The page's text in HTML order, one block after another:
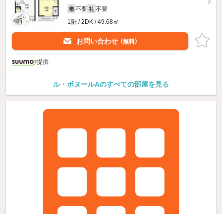
敷 不要 礼 不要
1階 / 2DK / 49.68㎡
お問い合わせ （無料）
提供
ル・ボヌールAのすべての部屋を見る